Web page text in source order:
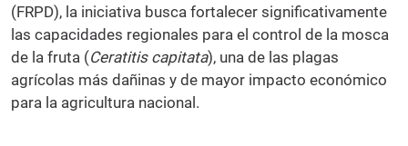
(FRPD), la iniciativa busca fortalecer significativamente
las capacidades regionales para el control de la mosca
de la fruta (Ceratitis capitata), una de las plagas
agrícolas más dañinas y de mayor impacto económico
para la agricultura nacional.